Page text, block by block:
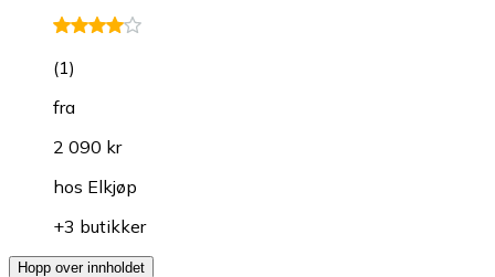
(1)
fra
2 090 kr
hos Elkjøp
+3 butikker
Hopp over innholdet